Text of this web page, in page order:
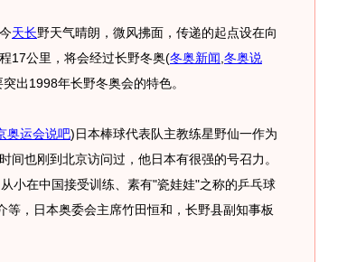
天长野天气晴朗，微风拂面，传递的起点设在向
17公里，将会经过长野冬奥(冬奥新闻 冬奥说
出1998年长野冬奥会的特色。
奥运会说吧)日本棒球代表队主教练星野仙一作为
间也刚到北京访问过，他日本有很强的号召力。
小在中国接受训练、素有"瓷娃娃"之称的乒乓球
等，日本奥委会主席竹田恒和，长野县副知事板